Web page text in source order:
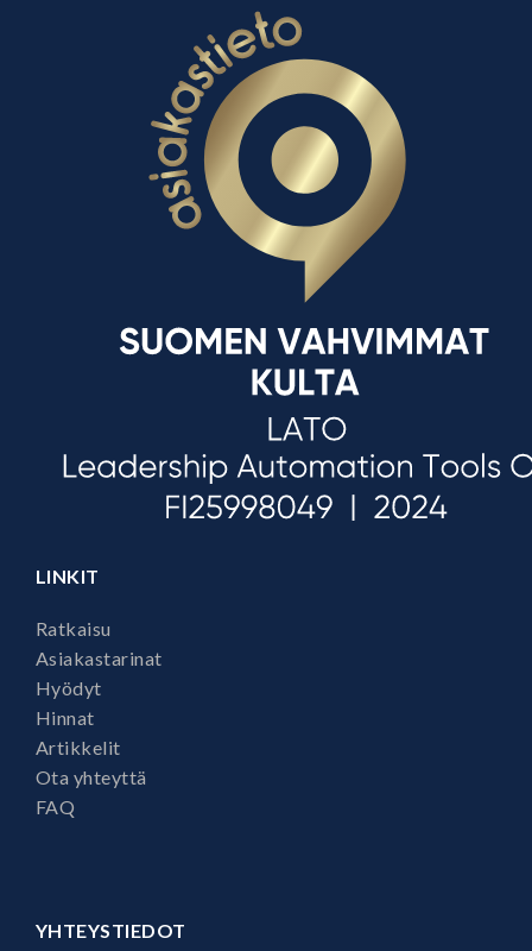
LINKIT
Ratkaisu
Asiakastarinat
Hyödyt
Hinnat
Artikkelit
Ota yhteyttä
FAQ
YHTEYSTIEDOT